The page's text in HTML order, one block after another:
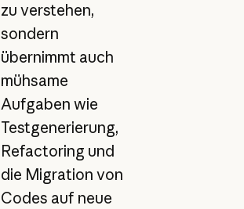
zu verstehen,
sondern
übernimmt auch
mühsame
Aufgaben wie
Testgenerierung,
Refactoring und
die Migration von
Codes auf neue